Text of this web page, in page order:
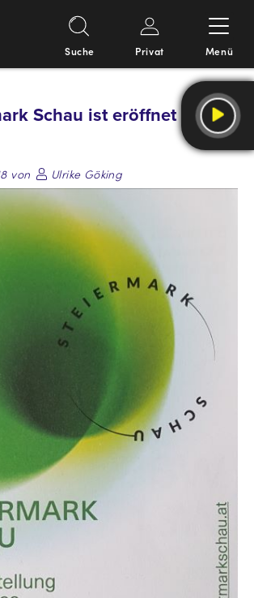
Suche Privat Menü
Schau ist eröffnet
von Ulrike Göking